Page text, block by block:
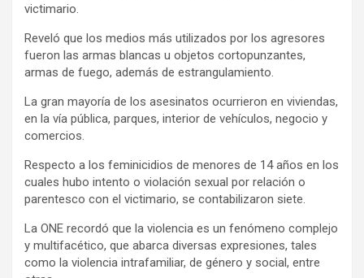
victimario.
Reveló que los medios más utilizados por los agresores
fueron las armas blancas u objetos cortopunzantes,
armas de fuego, además de estrangulamiento.
La gran mayoría de los asesinatos ocurrieron en viviendas,
en la vía pública, parques, interior de vehículos, negocio y
comercios.
Respecto a los feminicidios de menores de 14 años en los
cuales hubo intento o violación sexual por relación o
parentesco con el victimario, se contabilizaron siete.
La ONE recordó que la violencia es un fenómeno complejo
y multifacético, que abarca diversas expresiones, tales
como la violencia intrafamiliar, de género y social, entre